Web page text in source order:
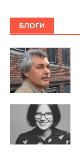
БЛОГИ